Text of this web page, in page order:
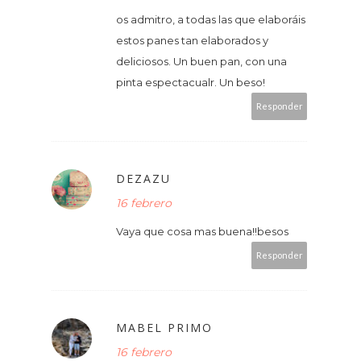
os admitro, a todas las que elaboráis
estos panes tan elaborados y
deliciosos. Un buen pan, con una
pinta espectacualr. Un beso!
Responder
DEZAZU
16 febrero
Vaya que cosa mas buena!!besos
Responder
MABEL PRIMO
16 febrero